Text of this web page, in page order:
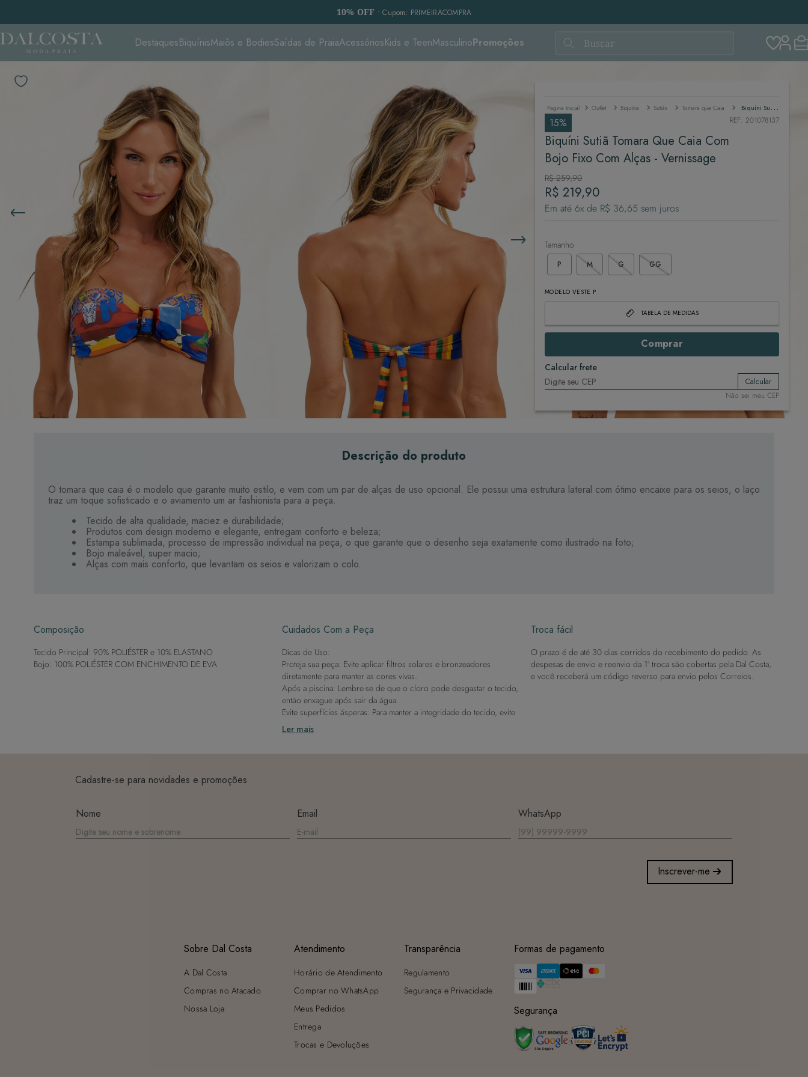
10% OFF • Cupom: PRIMEIRACOMPRA
DestaquesBiquínisMaiôs e BodiesSaídas de PraiaAcessóriosKids e TeenMasculinoPromoções Buscar
Outlet Biquínis Sutiãs Tomara que Caia Biquíni Sutiã Tomara Que Caia Com Bojo Fixo Com Alças - Vernissage
15%
Biquíni Sutiã Tomara Que Caia Com
Bojo Fixo Com Alças - Vernissage
R$ 259,90
R$ 219,90
Em até 6x de R$ 36,65 sem juros
REF: 201078137
Tamanho
P M G GG
MODELO VESTE P
TABELA DE MEDIDAS
Comprar
Calcular frete
Calcular
Não sei meu CEP
Descrição do produto
O tomara que caia é o modelo que garante muito estilo, e vem com um par de alças de uso opcional. Ele possui uma estrutura lateral com ótimo encaixe para os seios, o laço
traz um toque sofisticado e o aviamento um ar fashionista para a peça.
Tecido de alta qualidade, maciez e durabilidade;
Produtos com design moderno e elegante, entregam conforto e beleza;
Estampa sublimada, processo de impressão individual na peça, o que garante que o desenho seja exatamente como ilustrado na foto;
Bojo maleável, super macio;
Alças com mais conforto, que levantam os seios e valorizam o colo.
Composição
Tecido Principal: 90% POLIÉSTER e 10% ELASTANO
Bojo: 100% POLIÉSTER COM ENCHIMENTO DE EVA
Cuidados Com a Peça
Dicas de Uso:
Proteja sua peça: Evite aplicar filtros solares e bronzeadores
diretamente para manter as cores vivas.
Após a piscina: Lembre-se de que o cloro pode desgastar o tecido,
então enxague após sair da água.
Evite superfícies ásperas: Para manter a integridade do tecido, evite
contato com superfícies rugosas.
sombra e evite a secadora.
Para cores vibrantes: Lave as peças antes do primeiro uso e siga as
dicas acima para manter as cores radiantes.
Ler mais
Troca fácil
O prazo é de até 30 dias corridos do recebimento do pedido. As
despesas de envio e reenvio da 1ª troca são cobertas pela Dal Costa,
e você receberá um código reverso para envio pelos Correios.
Cadastre-se para novidades e promoções
Nome Email WhatsApp
Inscrever-me
Sobre Dal Costa
A Dal Costa
Compras no Atacado
Nossa Loja
Atendimento
Horário de Atendimento
Comprar no WhatsApp
Meus Pedidos
Entrega
Trocas e Devoluções
Transparência
Regulamento
Segurança e Privacidade
Formas de pagamento
Segurança